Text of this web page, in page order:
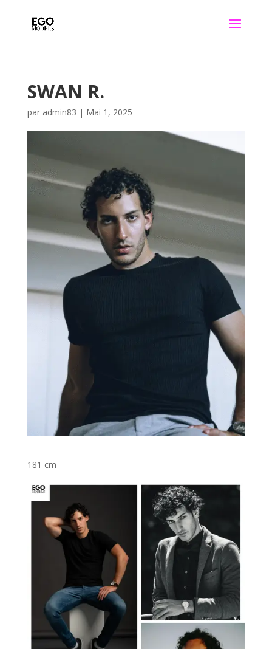
SWAN R.
par admin83 | Mai 1, 2025
181 cm